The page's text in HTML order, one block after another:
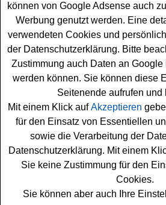
Ein kostenloses Anker
unter den Gewinnern. Anker
Ticketsfür das Tomorrowland 2026
können Sie diese Festival Tickets
Hauptgewinn wartet ein Set mit
und einem Boom 2 Pro
für den Onlineshop. Der zweite
zwei Tomorrowland Tickets und
Kopfhörer sowie Rabatt freuen. 30
erhalten jeweils einen GlowMini
Rabatt.
Falls Sie an dem Anker
möchten, müssen Sie den
können von Google Adsense auch
Werbung genutzt werden. Eine
verwendeten Cookies und
der Datenschutzerklärung. Bitte
Zustimmung auch Daten an
werden können. Sie können diese
Seitenende aufrufen und
Mit einem Klick aufAkzeptieren
für den Einsatz von Essentiellen
sowie die Verarbeitung der
Datenschutzerklärung. Mit einem
Sie keine Zustimmung für den
Cookies.
Sie können aber auch Ihre